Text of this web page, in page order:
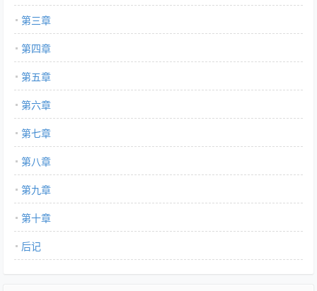
第三章
第四章
第五章
第六章
第七章
第八章
第九章
第十章
后记